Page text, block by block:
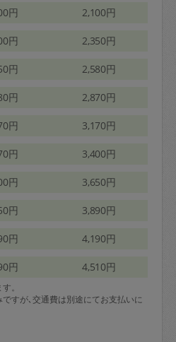
円 2,100円
円 2,350円
円 2,580円
円 2,870円
円 3,170円
円 3,400円
円 3,650円
円 3,890円
円 4,190円
円 4,510円
。
すが､交通費は別途にてお支払いに